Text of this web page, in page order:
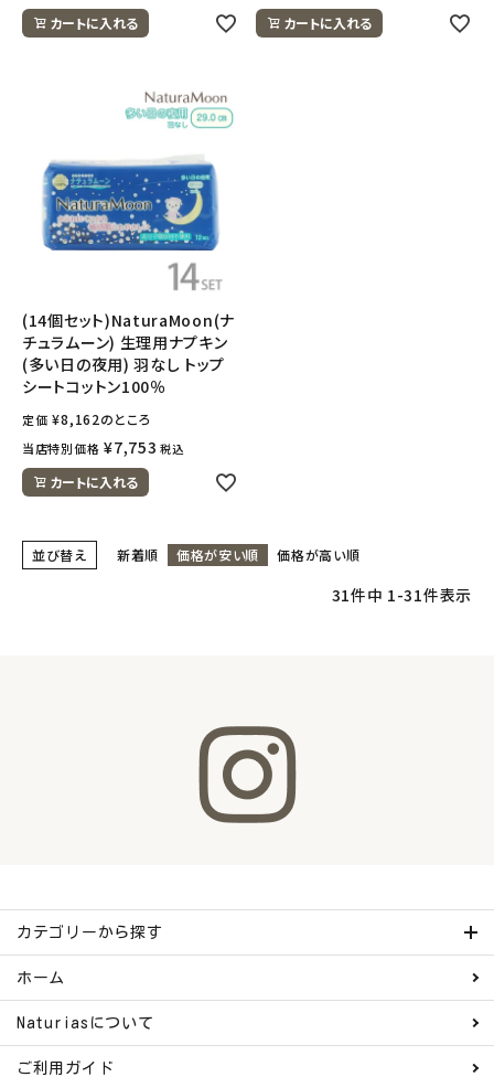
カートに入れる カートに入れる
(14個セット)NaturaMoon(ナ
チュラムーン) 生理用ナプキン
(多い日の夜用) 羽なし トップ
シートコットン100％
定価 ¥8,162のところ
当店特別価格 ¥7,753 税込
カートに入れる
並び替え 新着順 価格が安い順 価格が高い順
31件中 1-31件表示
カテゴリーから探す
ホーム
Naturiasについて
ご利用ガイド